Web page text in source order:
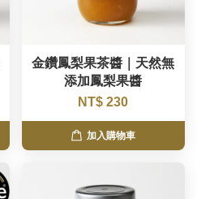
金鑽鳳梨果茶醬｜天然無
添加鳳梨果醬
NT$ 230
加入購物車